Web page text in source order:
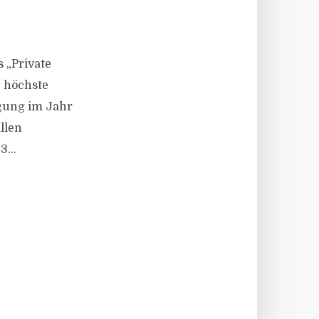
„Private
höchste
im Jahr